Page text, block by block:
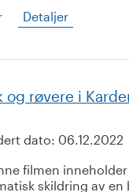
Detaljer
og røvere i
dato: 06.12.2022
filmen
skildring av en